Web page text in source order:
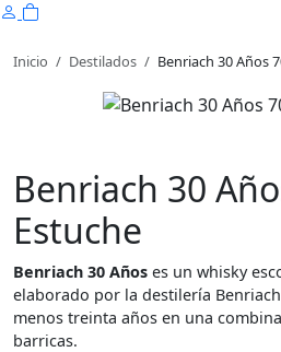
Inicio / Destilados / Benriach 30 Años
Benriach 30
Estuche
Benriach 30 Años es un whisky
elaborado por la destilería
menos treinta años en una
barricas.